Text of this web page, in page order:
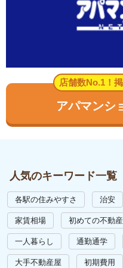
店舗数No.1！
アパマンシ
人気のキーワード一覧
各駅の住みやすさ 治安
家賃相場 初めての不動
一人暮らし 通勤通学
大手不動産屋 初期費用